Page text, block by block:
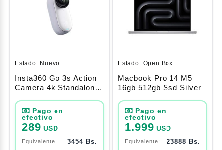
Estado: Nuevo
Insta360 Go 3s Action
Camera 4k Standalone
289 USD
3454 Bs.
Estado: Open Box
Macbook Pro 14 M5
16gb 512gb Ssd Silver
1.999 USD
23888 Bs.